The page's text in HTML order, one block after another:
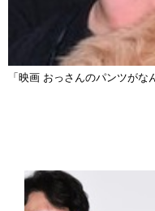
「映画 おっさんのパンツが